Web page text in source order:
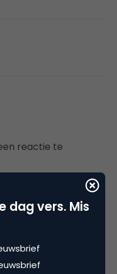
reactie te
or without a cause?
voor ontwerpers
dag vers. Mis